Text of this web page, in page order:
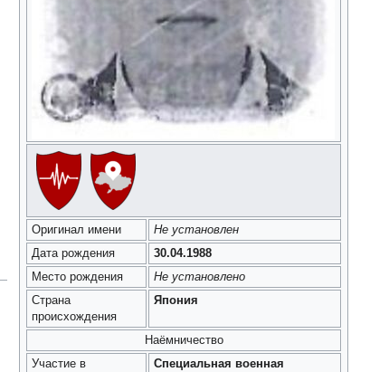
Оригинал имени
Не установлен
Дата рождения
30.04.1988
Место рождения
Не установлено
Страна
происхождения
Япония
Наёмничество
Участие в
Специальная военная